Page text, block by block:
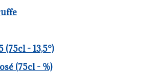
(75cl - 13,5°)
(75cl - %)